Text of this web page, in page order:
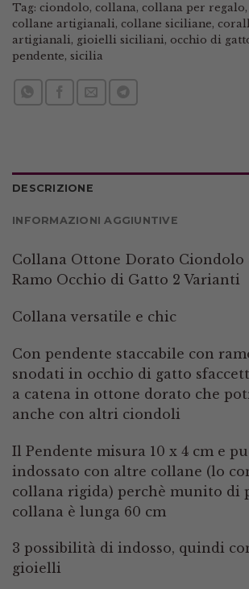
Tag: ciondolo, collana, collana per regalo,
collane artigianali, collane siciliane,
artigianali, gioielli siciliani, occhio di
pendente, sicilia
DESCRIZIONE
INFORMAZIONI AGGIUNTIVE
Collana Ottone Dorato Ciondolo
Ramo Occhio di Gatto 2 Varianti
Collana versatile e chic
Con pendente staccabile con
snodati in occhio di gatto
a catena in ottone dorato che
anche con altri ciondoli
Il Pendente misura 10 x 4 cm e
indossato con altre collane (lo
collana rigida) perchè munito di
collana è lunga 60 cm
3 possibilità di indosso, quindi
gioielli